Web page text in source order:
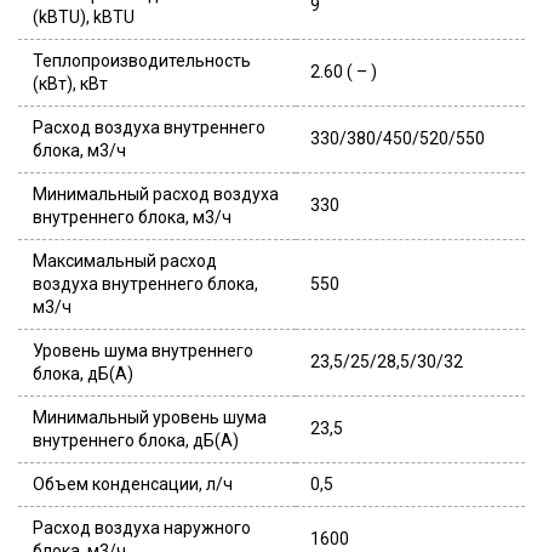
(kBTU), kBTU
9
Теплопроизводительность
(кВт), кВт
2.60 ( – )
Расход воздуха внутреннего
блока, м3/ч
330/380/450/520/550
Минимальный расход воздуха
внутреннего блока, м3/ч
330
Максимальный расход
воздуха внутреннего блока,
м3/ч
550
Уровень шума внутреннего
блока, дБ(А)
23,5/25/28,5/30/32
Минимальный уровень шума
внутреннего блока, дБ(А)
23,5
Объем конденсации, л/ч 0,5
Расход воздуха наружного
1600